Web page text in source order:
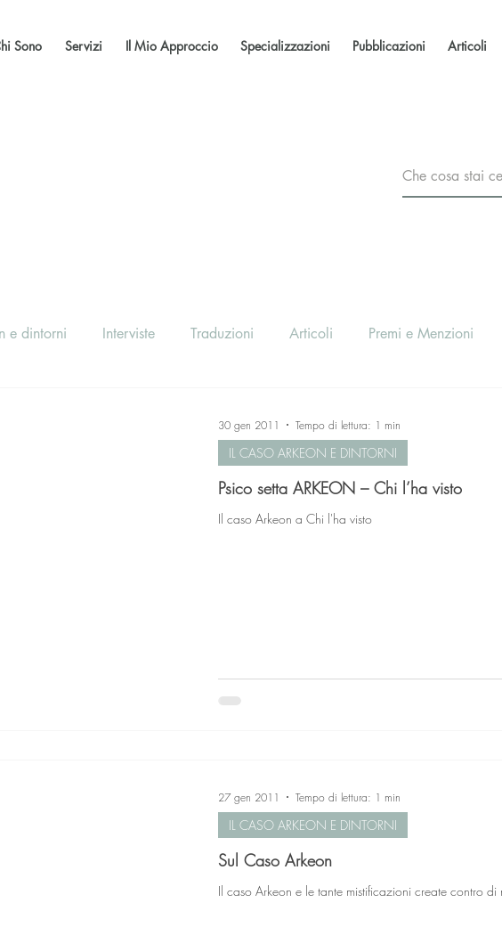
Sono Servizi Il Mio Approccio Specializzazioni Pubblicazioni Articoli
e dintorni Interviste Traduzioni Articoli Premi e Menzioni
Psico setta ARKEON – Chi l’ha visto
Il caso Arkeon a Chi l'ha visto
IL CASO ARKEON E DINTORNI
30 gen 2011 Tempo di lettura: 1 min
Sul Caso Arkeon
Il caso Arkeon e le tante mistificazioni create contro di
IL CASO ARKEON E DINTORNI
27 gen 2011 Tempo di lettura: 1 min